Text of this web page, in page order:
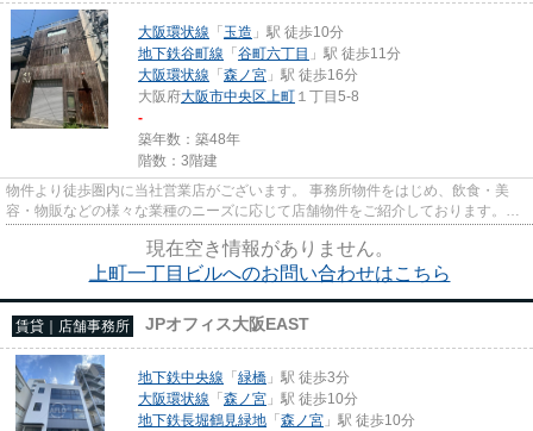
大阪環状線 「玉造 」駅 徒歩10分
地下鉄谷町線 「谷町六丁目 」駅 徒歩11分
大阪環状線 「森ノ宮 」駅 徒歩16分
大阪府大阪市中央区 上町 １丁目5-8
-
築年数：築48年
階数：3階建
物件より徒歩圏内に当社営業店がございます。 事務所物件をはじめ、飲食・美
容・物販などの様々な業種のニーズに応じて店舗物件をご紹介しております。
尚、弊社ではおとり広告は一切...
現在空き情報がありません。
上町一丁目ビルへのお問い合わせはこちら
賃貸｜店舗事務所 JPオフィス大阪EAST
地下鉄中央線 「緑橋 」駅 徒歩3分
大阪環状線 「森ノ宮 」駅 徒歩10分
地下鉄長堀鶴見緑地 「森ノ宮 」駅 徒歩10分